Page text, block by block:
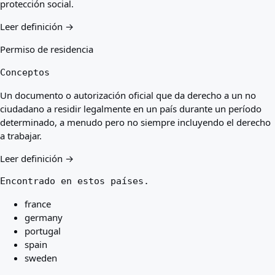
protección social.
Leer definición →
Permiso de residencia
Conceptos
Un documento o autorización oficial que da derecho a un no
ciudadano a residir legalmente en un país durante un período
determinado, a menudo pero no siempre incluyendo el derecho
a trabajar.
Leer definición →
Encontrado en estos países.
france
germany
portugal
spain
sweden